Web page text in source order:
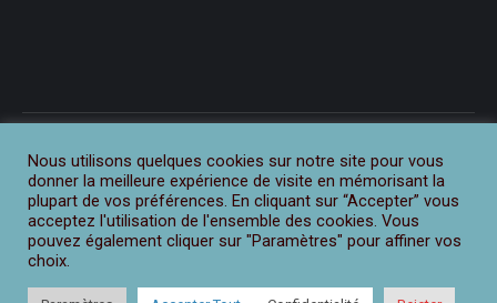
Nous utilisons quelques cookies sur notre site pour vous
donner la meilleure expérience de visite en mémorisant la
plupart de vos préférences. En cliquant sur “Accepter” vous
acceptez l'utilisation de l'ensemble des cookies. Vous
pouvez également cliquer sur "Paramètres" pour affiner vos
choix.